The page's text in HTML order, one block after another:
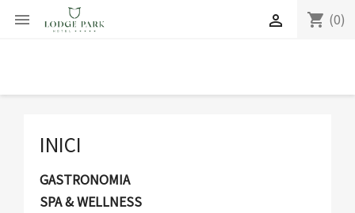
 shopping_cart (0)

INICI
GASTRONOMIA
SPA & WELLNESS